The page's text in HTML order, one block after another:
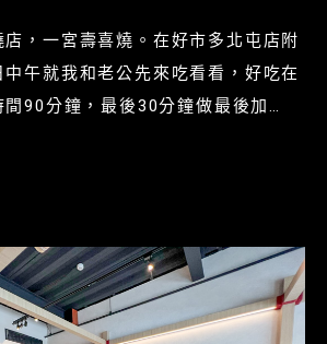
店，一宮壽喜燒。在好市多北屯店附
午就我和老公先來吃看看，好吃在
間90分鐘，最後30分鐘做最後加